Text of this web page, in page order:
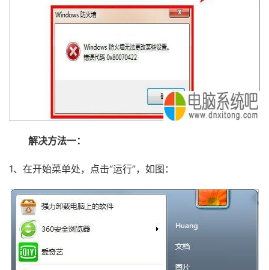
解决方法一：
1、在开始菜单处，点击“运行”，如图：